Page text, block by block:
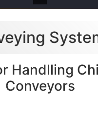
Handlling
Conveyors